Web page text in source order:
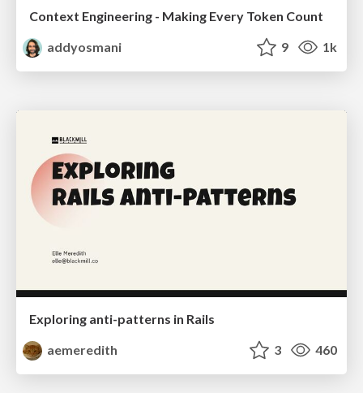
Context Engineering - Making Every Token Count
addyosmani
9 1k
Exploring anti-patterns in Rails
aemeredith
3 460